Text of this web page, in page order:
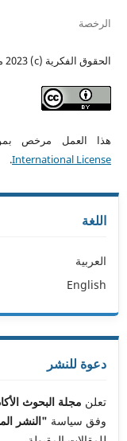
الرخصة
الحقوق الفكرية (c) 2023 محمد محمد السويحلي
هذا العمل مرخص
International License
.
اللغة
العربية
English
دعوة للنشر
تعلن مجلة البحوث
وفق سياسة "النشر